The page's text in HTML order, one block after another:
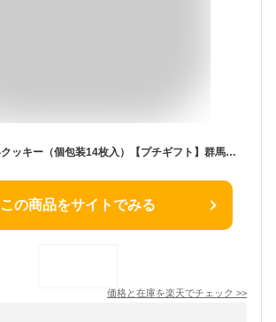
呼び込み君の占いクッキー（個包装14枚入）【プチギフト】群馬電機さんコラボ リボン付き (お歳暮 ギフト お祝い お返し お礼 新築 引越し バレンタイン ホワイトデー) ポポーポポポポクッキー 子供・小学生向けギフト*
この商品をサイトでみる
価格と在庫を楽天でチェック >>